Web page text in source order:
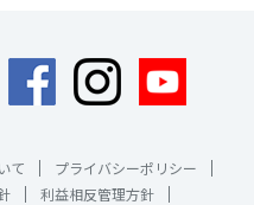
て
プライバシーポリシー
利益相反管理方針